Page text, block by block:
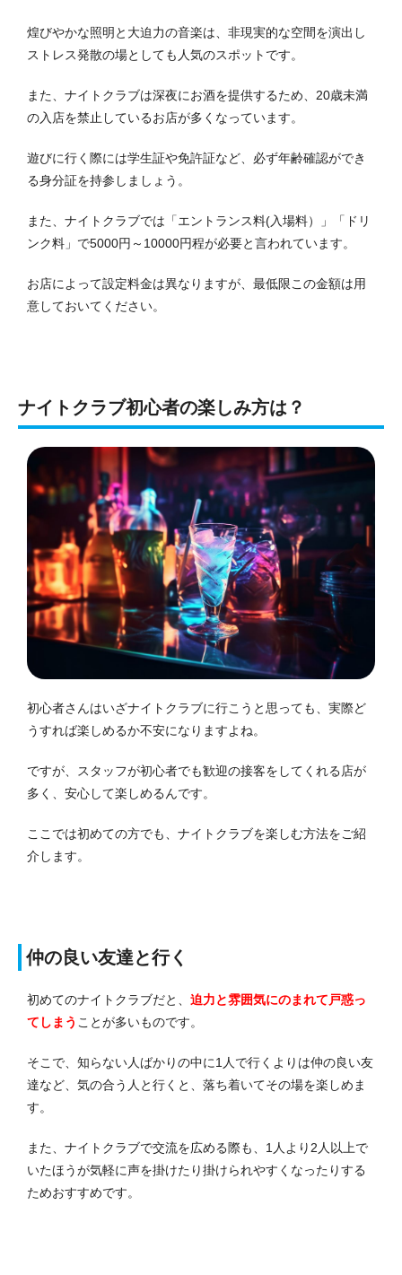
煌びやかな照明と大迫力の音楽は、非現実的な空間を演出し
ストレス発散の場としても人気のスポットです。
また、ナイトクラブは深夜にお酒を提供するため、20歳未満
の入店を禁止しているお店が多くなっています。
遊びに行く際には学生証や免許証など、必ず年齢確認ができ
る身分証を持参しましょう。
また、ナイトクラブでは「エントランス料(入場料）」「ドリ
ンク料」で5000円～10000円程が必要と言われています。
お店によって設定料金は異なりますが、最低限この金額は用
意しておいてください。
ナイトクラブ初心者の楽しみ方は？
初心者さんはいざナイトクラブに行こうと思っても、実際ど
うすれば楽しめるか不安になりますよね。
ですが、スタッフが初心者でも歓迎の接客をしてくれる店が
多く、安心して楽しめるんです。
ここでは初めての方でも、ナイトクラブを楽しむ方法をご紹
介します。
仲の良い友達と行く
初めてのナイトクラブだと、 迫力と雰囲気にのまれて戸惑っ
てしまう ことが多いものです。
そこで、知らない人ばかりの中に1人で行くよりは仲の良い友
達など、気の合う人と行くと、落ち着いてその場を楽しめま
す。
また、ナイトクラブで交流を広める際も、1人より2人以上で
いたほうが気軽に声を掛けたり掛けられやすくなったりする
ためおすすめです。